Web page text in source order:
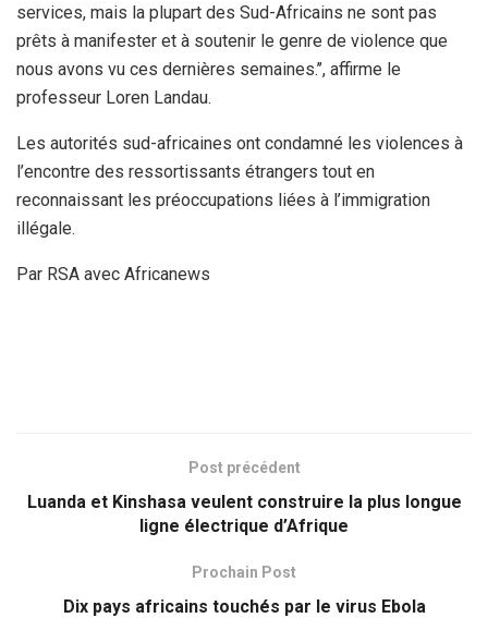
services, mais la plupart des Sud-Africains ne sont pas
prêts à manifester et à soutenir le genre de violence que
nous avons vu ces dernières semaines.’’, affirme le
professeur Loren Landau.
Les autorités sud-africaines ont condamné les violences à
l’encontre des ressortissants étrangers tout en
reconnaissant les préoccupations liées à l’immigration
illégale.
Par RSA avec Africanews
Post précédent
Luanda et Kinshasa veulent construire la plus longue
ligne électrique d’Afrique
Prochain Post
Dix pays africains touchés par le virus Ebola